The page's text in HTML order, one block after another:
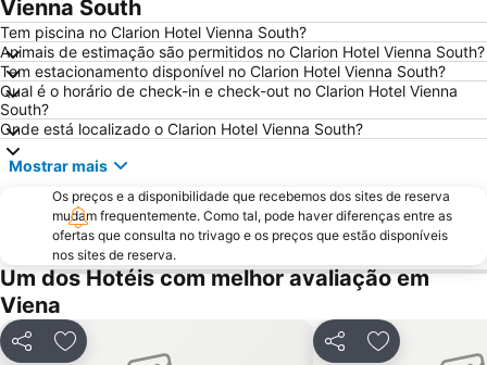
Wieden
Mariahilferstrasse
Belvedere Palace
Universidade de Viena
Simmering
Albertina
Vienna City Marathon
Casino Admiral
Leopoldstraße
Palácio de Schönbrunn
Bahnhof Wien Praterstern
Ocean Park - Family Entertainment Center
Jardim zoológico de Schönbrunn
Spittelberg
Bahnhof Wien-Meidling
Südtirolerplatz
BahnhofCity Wien West
Wiener Stadthalle
Biblioteca Nacional da Áustria
Silvesterpfad
Vienna South
Tem piscina no Clarion Hotel Vienna South?
Animais de estimação são permitidos no Clarion Hotel Vienna South?
Tem estacionamento disponível no Clarion Hotel Vienna South?
Qual é o horário de check-in e check-out no Clarion Hotel Vienna
South?
Onde está localizado o Clarion Hotel Vienna South?
Mostrar mais
Os preços e a disponibilidade que recebemos dos sites de reserva
mudam frequentemente. Como tal, pode haver diferenças entre as
ofertas que consulta no trivago e os preços que estão disponíveis
nos sites de reserva.
Um dos Hotéis com melhor avaliação em
Viena
PartilharAdicionar aos favoritos PartilharAdicionar